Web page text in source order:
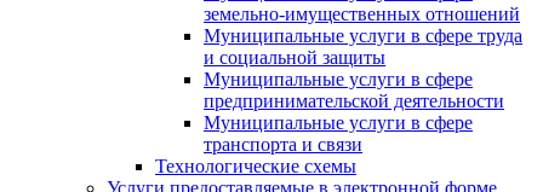
земельно-имущественных отношений
Муниципальные услуги в сфере труда
и социальной защиты
Муниципальные услуги в сфере
предпринимательской деятельности
Муниципальные услуги в сфере
транспорта и связи
Технологические схемы
Услуги предоставляемые в электронной форме